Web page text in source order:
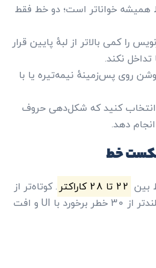
خواناتر است؛ دو خط فقط
را کمی بالاتر از لبهٔ پایین قرار
روی پس‌زمینهٔ نیمه‌تیره یا با
انتخاب کنید که شکل‌دهی حروف
دهد.
بین 22 تا 28 کاراکتر
. کوتاه‌تر از
20 ریز و تکه‌تکه می‌شود؛ بلندتر از 30 خطر برخورد با UI و افت